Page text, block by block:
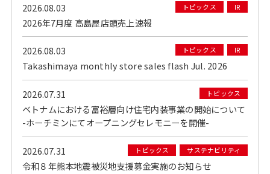
2026.08.03
2026年7月度 高島屋店頭売上速報
トピックス IR
2026.08.03
Takashimaya monthly store sales flash Jul. 2026
トピックス IR
2026.07.31
ベトナムにおける富裕層向け住宅内装事業の開始について
-ホーチミンにてオープニングセレモニーを開催-
トピックス
2026.07.31
令和８年熊本地震被災地支援募金実施のお知らせ
トピックス サステナビリティ